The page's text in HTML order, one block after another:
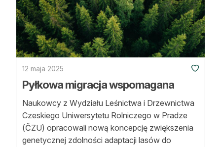
12 maja 2025
Pyłkowa migracja wspomagana
Naukowcy z Wydziału Leśnictwa i Drzewnictwa
Czeskiego Uniwersytetu Rolniczego w Pradze
(ČZU) opracowali nową koncepcję zwiększenia
genetycznej zdolności adaptacji lasów do